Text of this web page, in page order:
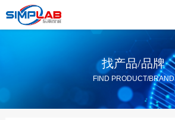
找产品/品牌
FIND PRODUCT/BRAND